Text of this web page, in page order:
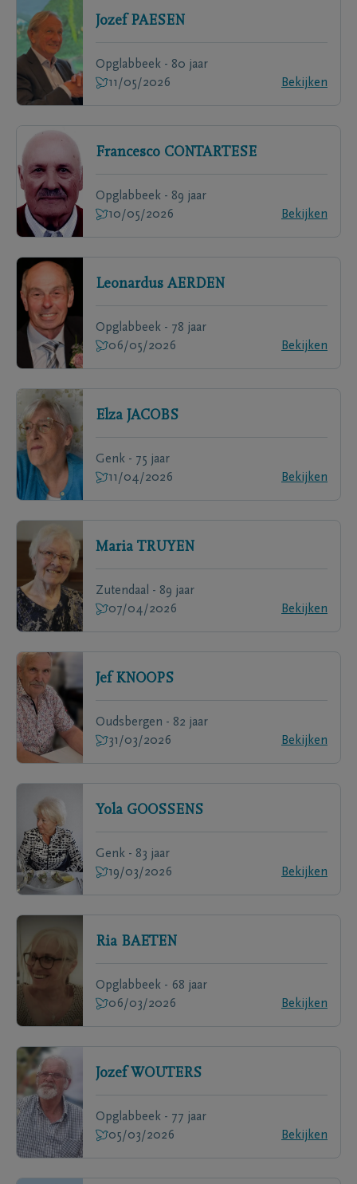
Jozef PAESEN
Opglabbeek - 80 jaar
11/05/2026
Bekijken
Francesco CONTARTESE
Opglabbeek - 89 jaar
10/05/2026
Bekijken
Leonardus AERDEN
Opglabbeek - 78 jaar
06/05/2026
Bekijken
Elza JACOBS
Genk - 75 jaar
11/04/2026
Bekijken
Maria TRUYEN
Zutendaal - 89 jaar
07/04/2026
Bekijken
Jef KNOOPS
Oudsbergen - 82 jaar
31/03/2026
Bekijken
Yola GOOSSENS
Genk - 83 jaar
19/03/2026
Bekijken
Ria BAETEN
Opglabbeek - 68 jaar
06/03/2026
Bekijken
Jozef WOUTERS
Opglabbeek - 77 jaar
05/03/2026
Bekijken